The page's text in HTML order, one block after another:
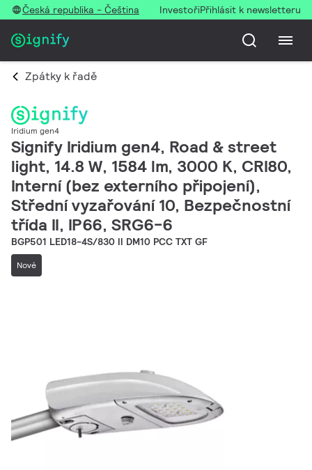
Česká republika - Čeština InvestořiPřihlásit k newsletteru
Zpátky k řadě
Iridium gen4
Signify Iridium gen4, Road & street
light, 14.8 W, 1584 lm, 3000 K, CRI80,
Interní (bez externího připojení),
Střední vyzařování 10, Bezpečnostní
třída II, IP66, SRG6-6
BGP501 LED18-4S/830 II DM10 PCC TXT GF
Nové